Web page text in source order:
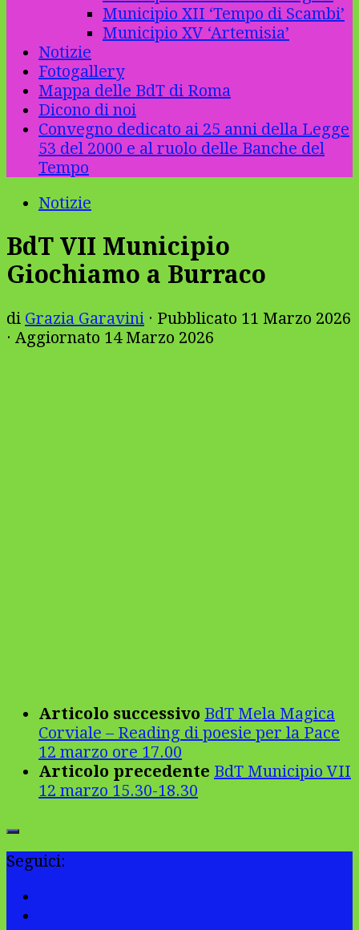
Municipio XII ‘Tempo di Scambi’
Municipio XV ‘Artemisia’
Notizie
Fotogallery
Mappa delle BdT di Roma
Dicono di noi
Convegno dedicato ai 25 anni della Legge
53 del 2000 e al ruolo delle Banche del
Tempo
Notizie
BdT VII Municipio
Giochiamo a Burraco
di Grazia Garavini · Pubblicato 11 Marzo 2026
· Aggiornato 14 Marzo 2026
Articolo successivo BdT Mela Magica
Corviale – Reading di poesie per la Pace
12 marzo ore 17.00
Articolo precedente BdT Municipio VII
12 marzo 15.30-18.30
Seguici: